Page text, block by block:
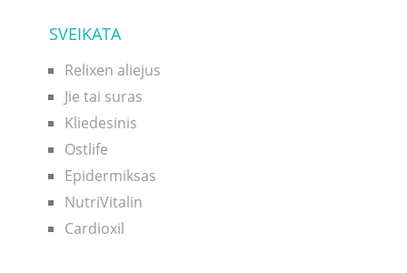
SVEIKATA
Relixen aliejus
Jie tai suras
Kliedesinis
Ostlife
Epidermiksas
NutriVitalin
Cardioxil